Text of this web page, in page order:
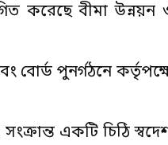
করেছে বীমা উন্নয়ন
পুনর্গঠনে
একটি চিঠি